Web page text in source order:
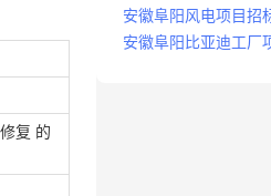
复 的
安徽阜阳风电项目招
安徽阜阳比亚迪工厂